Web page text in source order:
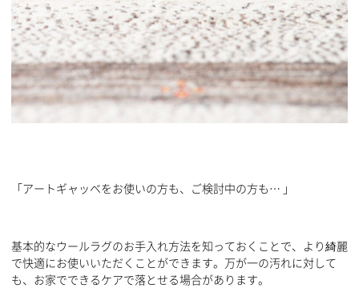
「アートギャッベをお使いの方も、ご検討中の方も… 」
基本的なウールラグのお手入れ方法を知っておくことで、より綺麗
で快適にお使いいただくことができます。万が一の汚れに対して
も、お家でできるケアで落とせる場合があります。